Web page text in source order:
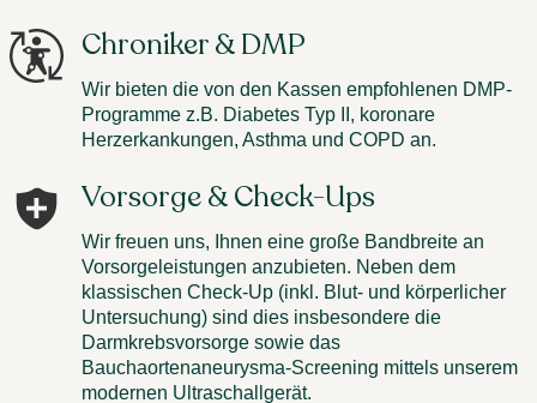
Chroniker & DMP
Wir bieten die von den Kassen empfohlenen DMP-
Programme z.B. Diabetes Typ II, koronare
Herzerkankungen, Asthma und COPD an.
Vorsorge & Check-Ups
Wir freuen uns, Ihnen eine große Bandbreite an
Vorsorgeleistungen anzubieten. Neben dem
klassischen Check-Up (inkl. Blut- und körperlicher
Untersuchung) sind dies insbesondere die
Darmkrebsvorsorge sowie das
Bauchaortenaneurysma-Screening mittels unserem
modernen Ultraschallgerät.